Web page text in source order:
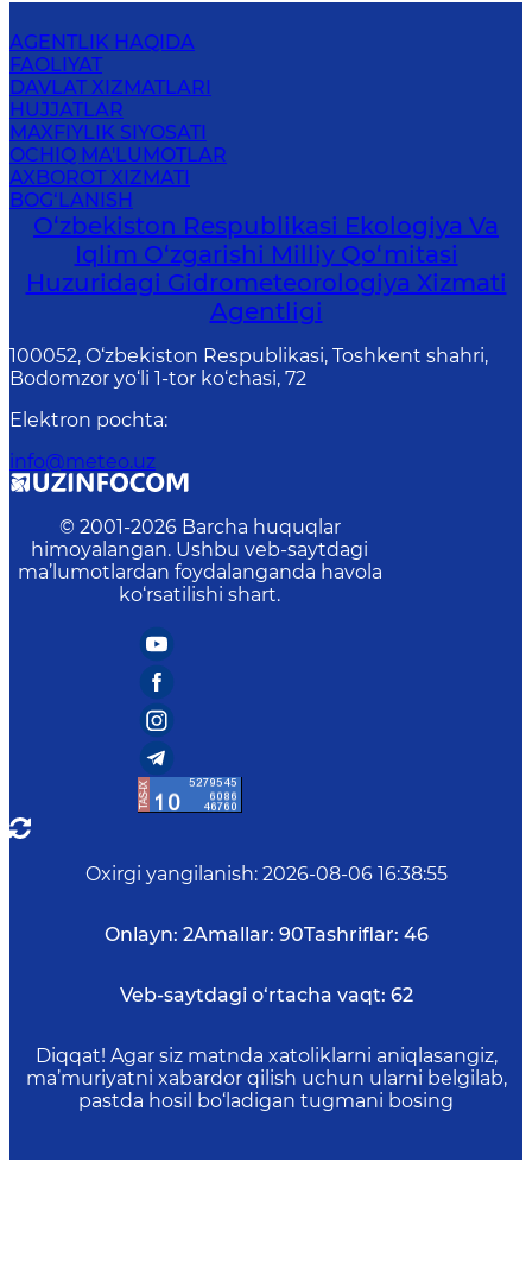
AGENTLIK HAQIDA
FAOLIYAT
DAVLAT XIZMATLARI
HUJJATLAR
MAXFIYLIK SIYOSATI
OCHIQ MA'LUMOTLAR
AXBOROT XIZMATI
BOG‘LANISH
O‘zbekiston Respublikasi Ekologiya Va
Iqlim O‘zgarishi Milliy Qo‘mitasi
Huzuridagi Gidrometeorologiya Xizmati
Agentligi
100052, O‘zbekiston Respublikasi, Toshkent shahri,
Bodomzor yo‘li 1-tor ko‘chasi, 72
Elektron pochta:
info@meteo.uz
© 2001-2026 Barcha huquqlar
himoyalangan. Ushbu veb-saytdagi
ma’lumotlardan foydalanganda havola
ko‘rsatilishi shart.
Oxirgi yangilanish: 2026-08-06 16:38:55
Onlayn: 2Amallar: 90Tashriflar: 46
Veb-saytdagi o‘rtacha vaqt: 62
Diqqat! Agar siz matnda xatoliklarni aniqlasangiz,
ma’muriyatni xabardor qilish uchun ularni belgilab,
pastda hosil bo‘ladigan tugmani bosing